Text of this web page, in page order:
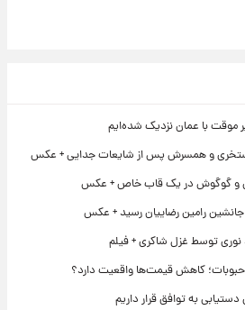
موقت با عمان نزدیک شده‌ایم
و همسرش پس از شایعات جدایی + عکس
و گوگوش در یک قاب خاص + عکس
توسط غزل شاکری + فیلم
کاهش قیمت‌ها واقعیت دارد؟
به توافق قرار داریم